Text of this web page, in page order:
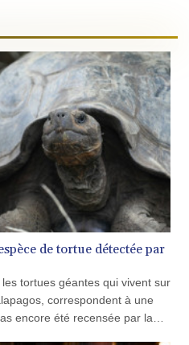
en Amazonie pour un
au Brésil a battu un
les données satellitaires